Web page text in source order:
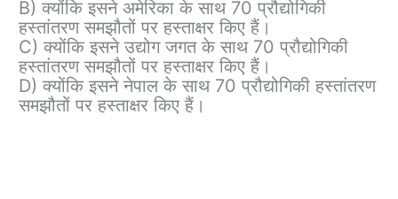
B) क्योंकि इसने अमेरिका के साथ 70 प्रौद्योगिकी
हस्तांतरण समझौतों पर हस्ताक्षर किए हैं।
C) क्योंकि इसने उद्योग जगत के साथ 70 प्रौद्योगिकी
हस्तांतरण समझौतों पर हस्ताक्षर किए हैं।
D) क्योंकि इसने नेपाल के साथ 70 प्रौद्योगिकी हस्तांतरण
समझौतों पर हस्ताक्षर किए हैं।